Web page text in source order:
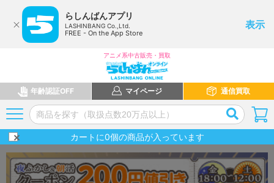
らしんばんアプリ
LASHINBANG Co.,Ltd.
FREE - On the App Store
表示
アニメ系中古販売・買取
年齢認証OFF マイページ 通信買取
カートに0個の商品が入っています